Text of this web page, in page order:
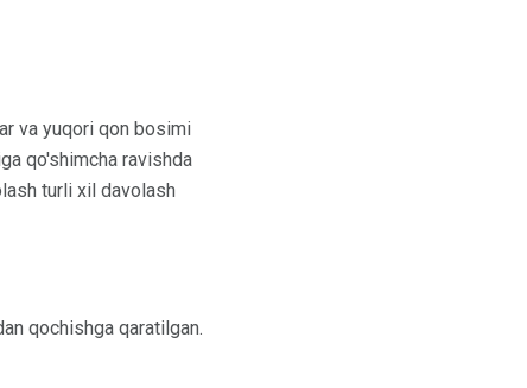
va yuqori qon bosimi
qo'shimcha ravishda
turli xil davolash
qochishga qaratilgan.